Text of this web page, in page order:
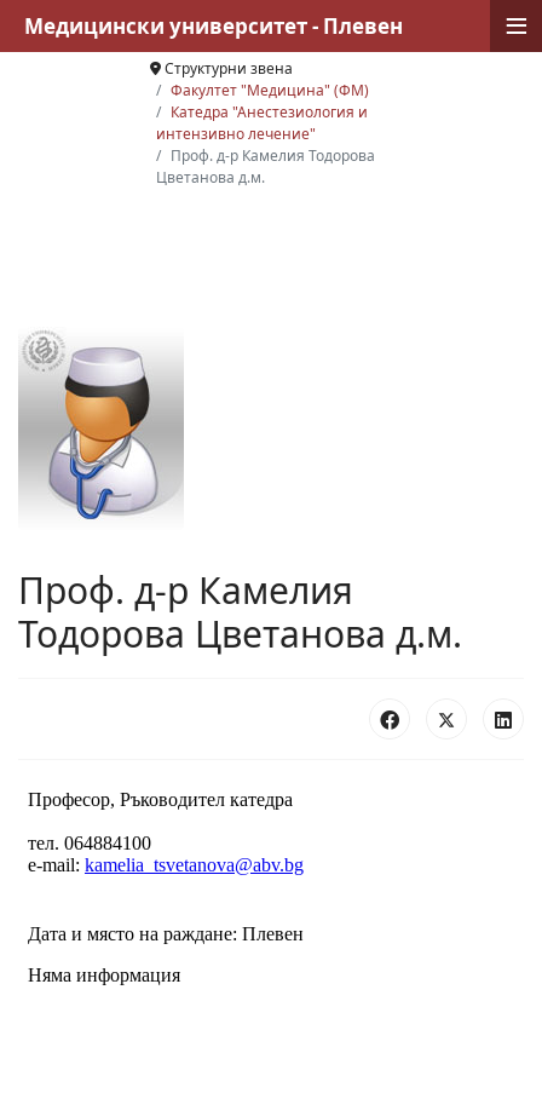
Структурни звена
Факултет "Медицина" (ФМ)
Катедра "Анестезиология и
интензивно лечение"
Проф. д-р Камелия Тодорова
Цветанова д.м.
Проф. д-р Камелия
Тодорова Цветанова д.м.
Медицински университет - Плевен ≡